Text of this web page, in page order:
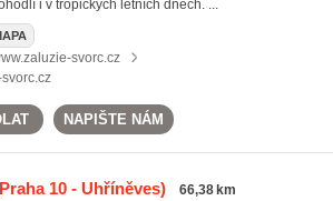
i v tropických letních dnech. ...
svorc.cz
NAPIŠTE NÁM
10 - Uhříněves) 66,38 km